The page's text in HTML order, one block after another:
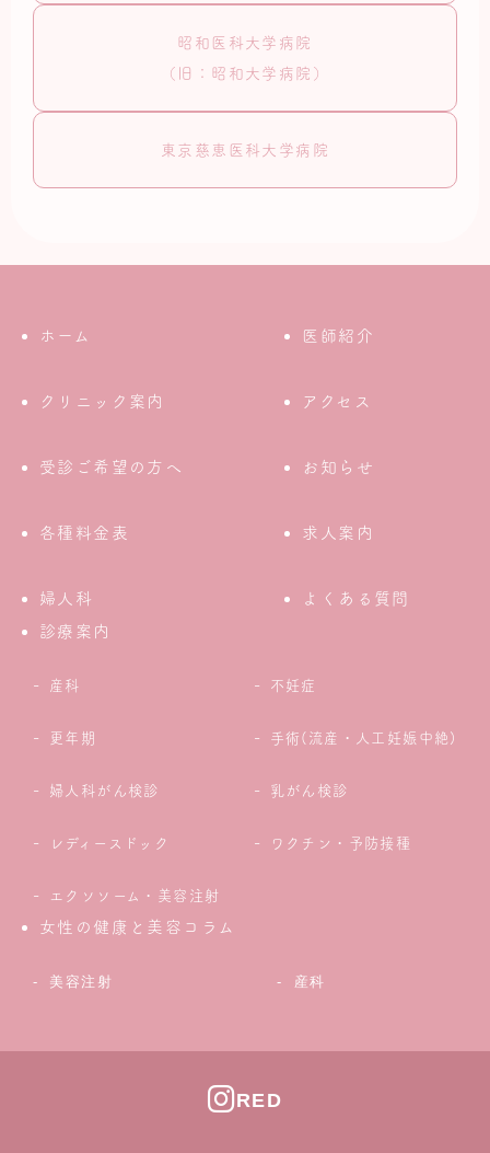
昭和医科大学病院
（旧：昭和大学病院）
東京慈恵医科大学病院
ホーム 医師紹介
クリニック案内 アクセス
受診ご希望の方へ お知らせ
各種料金表 求人案内
婦人科
よくある質問
診療案内
産科 不妊症
更年期 手術(流産・人工妊娠中絶)
婦人科がん検診 乳がん検診
レディースドック ワクチン・予防接種
エクソソーム・美容注射
女性の健康と美容コラム
美容注射 産科
RED